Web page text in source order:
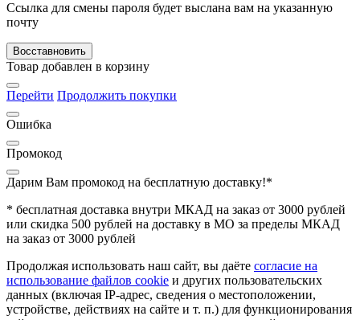
Ссылка для смены пароля будет выслана вам на указанную
почту
Восставновить
Товар добавлен в корзину
Перейти Продолжить покупки
Ошибка
Промокод
Дарим Вам промокод на бесплатную доставку!*
* бесплатная доставка внутри МКАД на заказ от 3000 рублей
или скидка 500 рублей на доставку в МО за пределы МКАД
на заказ от 3000 рублей
Продолжая использовать наш сайт, вы даёте согласие на
использование файлов cookie и других пользовательских
данных (включая IP-адрес, сведения о местоположении,
устройстве, действиях на сайте и т. п.) для функционирования